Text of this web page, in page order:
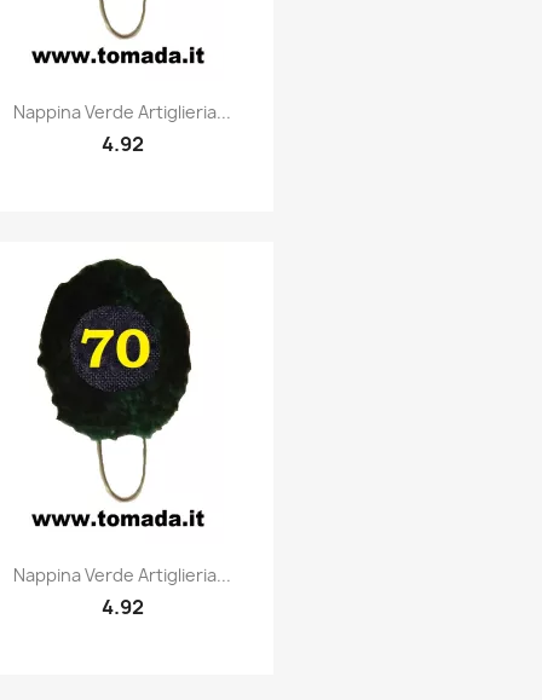
Quick view
Nappina Verde Artiglieria...
4.92
Quick view
Nappina Verde Artiglieria...
4.92